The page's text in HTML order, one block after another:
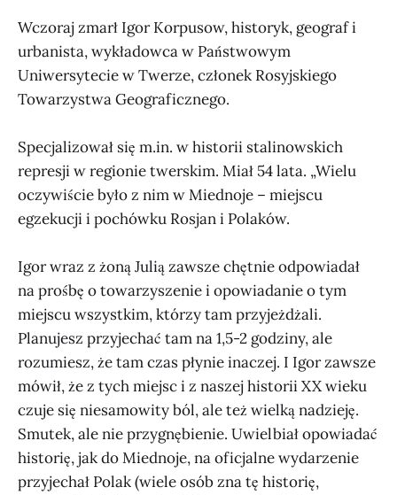
Najnowsze i archiwalne numery
podziemnej polskiej prasy z
Białorusi w wersji onli…
Wczoraj zmarł Igor Korpusow, historyk, geograf i
urbanista, wykładowca w Państwowym
Uniwersytecie w Twerze, członek Rosyjskiego
Towarzystwa Geograficznego.
Specjalizował się m.in. w historii stalinowskich
represji w regionie twerskim. Miał 54 lata. „Wielu
oczywiście było z nim w Miednoje – miejscu
egzekucji i pochówku Rosjan i Polaków.
Igor wraz z żoną Julią zawsze chętnie odpowiadał
na prośbę o towarzyszenie i opowiadanie o tym
miejscu wszystkim, którzy tam przyjeżdżali.
Planujesz przyjechać tam na 1,5-2 godziny, ale
rozumiesz, że tam czas płynie inaczej. I Igor zawsze
mówił, że z tych miejsc i z naszej historii XX wieku
czuje się niesamowity ból, ale też wielką nadzieję.
Smutek, ale nie przygnębienie. Uwielbiał opowiadać
historię, jak do Miednoje, na oficjalne wydarzenie
przyjechał Polak (wiele osób zna tę historię,